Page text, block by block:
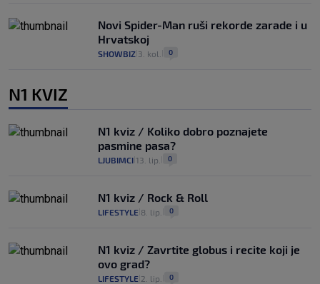
Novi Spider-Man ruši rekorde zarade i u
Hrvatskoj
SHOWBIZ 3. kol. 0
N1 KVIZ
N1 kviz / Koliko dobro poznajete
pasmine pasa?
LJUBIMCI 13. lip. 0
N1 kviz / Rock & Roll
LIFESTYLE 8. lip. 0
N1 kviz / Zavrtite globus i recite koji je
ovo grad?
LIFESTYLE 2. lip. 0